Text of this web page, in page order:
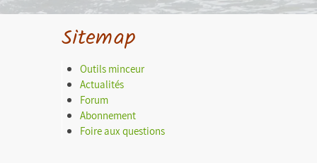
Sitemap
Outils minceur
Actualités
Forum
Abonnement
Foire aux questions